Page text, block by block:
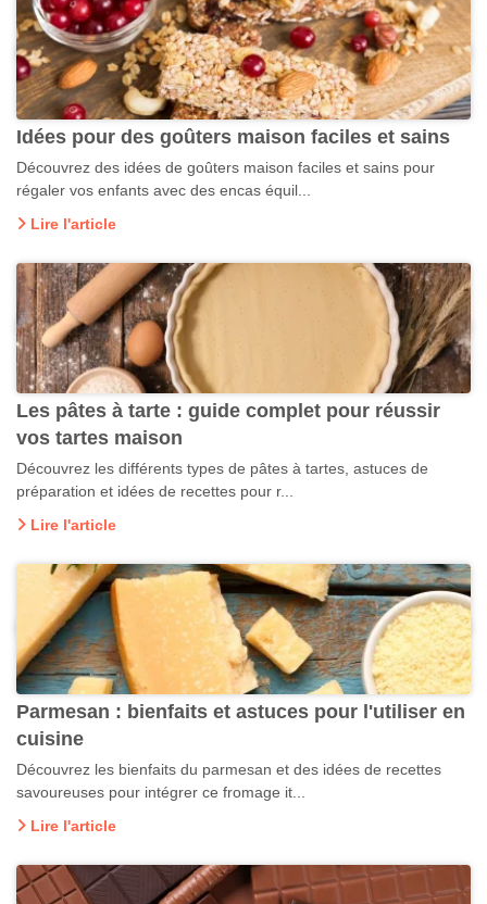
Idées pour des goûters maison faciles et sains
Découvrez des idées de goûters maison faciles et sains pour
régaler vos enfants avec des encas équil...
Lire l'article
Les pâtes à tarte : guide complet pour réussir
vos tartes maison
Découvrez les différents types de pâtes à tartes, astuces de
préparation et idées de recettes pour r...
Lire l'article
Parmesan : bienfaits et astuces pour l'utiliser en
cuisine
Découvrez les bienfaits du parmesan et des idées de recettes
savoureuses pour intégrer ce fromage it...
Lire l'article